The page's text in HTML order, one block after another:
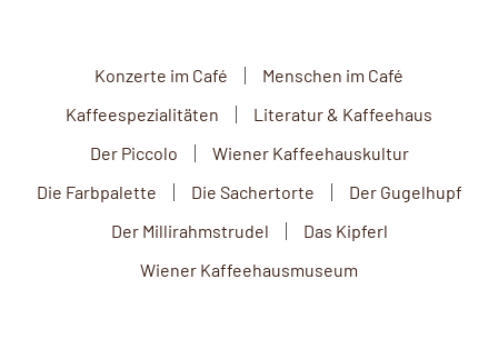
Konzerte im Café
Menschen im Café
Kaffeespezialitäten
Literatur & Kaffeehaus
Der Piccolo
Wiener Kaffeehauskultur
Die Farbpalette
Die Sachertorte
Der Gugelhupf
Der Millirahmstrudel
Das Kipferl
Wiener Kaffeehausmuseum